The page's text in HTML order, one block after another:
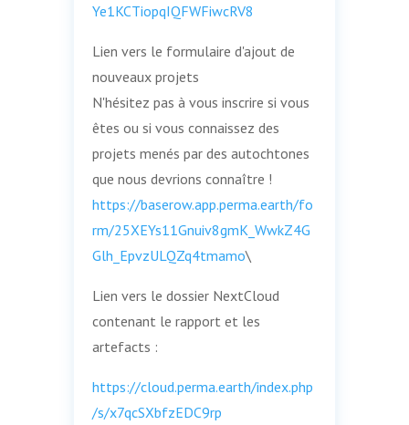
Ye1KCTiopqIQFWFiwcRV8
Lien vers le formulaire d'ajout de
nouveaux projets
N'hésitez pas à vous inscrire si vous
êtes ou si vous connaissez des
projets menés par des autochtones
que nous devrions connaître !
https://baserow.app.perma.earth/fo
rm/25XEYs11Gnuiv8gmK_WwkZ4G
Glh_EpvzULQZq4tmamo\
Lien vers le dossier NextCloud
contenant le rapport et les
artefacts :
https://cloud.perma.earth/index.php
/s/x7qcSXbfzEDC9rp